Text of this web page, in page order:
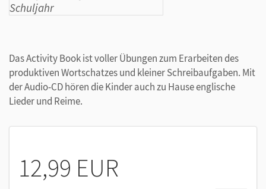
Das Activity Book ist voller Übungen zum Erarbeiten des
produktiven Wortschatzes und kleiner Schreibaufgaben. Mit
der Audio-CD hören die Kinder auch zu Hause englische
Lieder und Reime.
12,99 EUR